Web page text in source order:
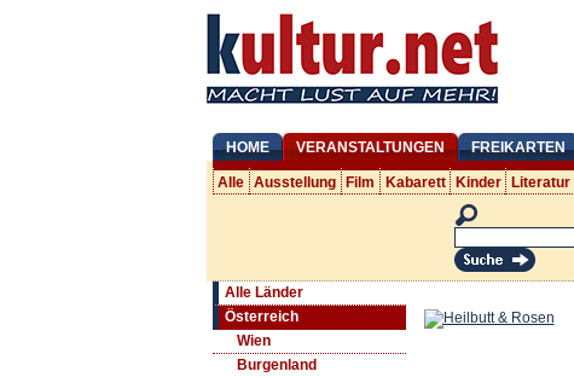
HOME VERANSTALTUNGEN FREIKARTEN
Alle Ausstellung Film Kabarett Kinder Literatur
Alle Länder
Österreich
Wien
Burgenland